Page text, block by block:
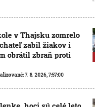
v Thajsku zomrelo
zabil žiakov i
obrátil zbraň proti
7. 8. 2026, 7:57:00